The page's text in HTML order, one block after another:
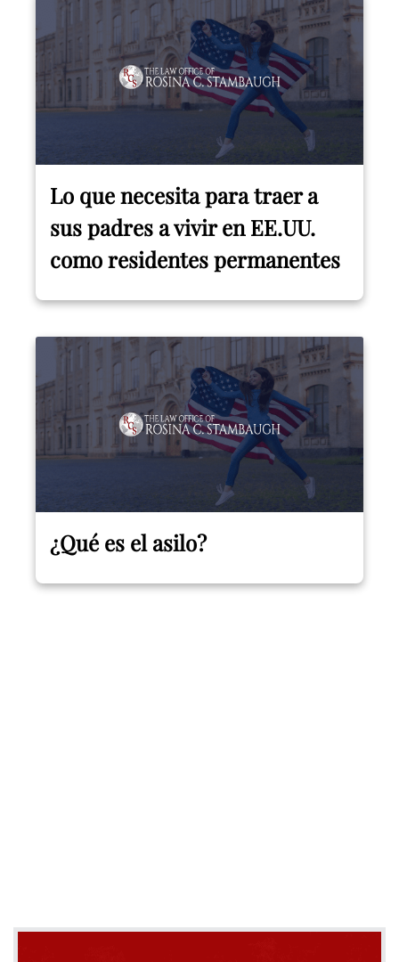
Lo que necesita para traer a
sus padres a vivir en EE.UU.
como residentes permanentes
¿Qué es el asilo?